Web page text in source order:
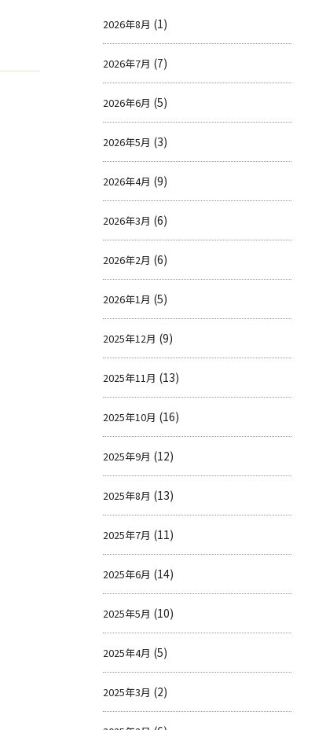
2026年8月 (1)
2026年7月 (7)
2026年6月 (5)
2026年5月 (3)
2026年4月 (9)
2026年3月 (6)
2026年2月 (6)
2026年1月 (5)
2025年12月 (9)
2025年11月 (13)
2025年10月 (16)
2025年9月 (12)
2025年8月 (13)
2025年7月 (11)
2025年6月 (14)
2025年5月 (10)
2025年4月 (5)
2025年3月 (2)